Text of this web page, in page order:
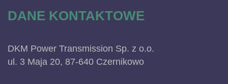
DANE KONTAKTOWE
DKM Power Transmission Sp. z o.o.
ul. 3 Maja 20, 87-640 Czernikowo